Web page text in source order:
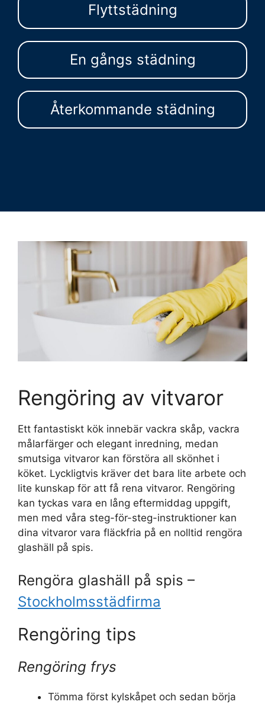
Flyttstädning
En gångs städning
Återkommande städning
Rengöring av vitvaror
Ett fantastiskt kök innebär vackra skåp, vackra
målarfärger och elegant inredning, medan
smutsiga vitvaror kan förstöra all skönhet i
köket. Lyckligtvis kräver det bara lite arbete och
lite kunskap för att få rena vitvaror. Rengöring
kan tyckas vara en lång eftermiddag uppgift,
men med våra steg-för-steg-instruktioner kan
dina vitvaror vara fläckfria på en nolltid rengöra
glashäll på spis.
Rengöra glashäll på spis –
Stockholmsstädfirma
Rengöring tips
Rengöring frys
Tömma först kylskåpet och sedan börja